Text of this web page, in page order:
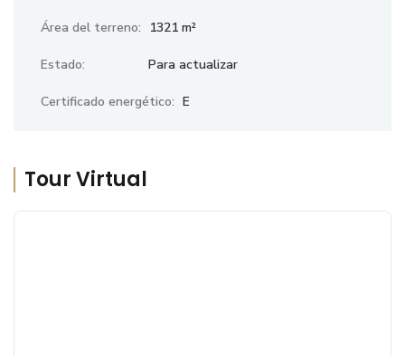
Área del terreno: 1321 m²
Estado: Para actualizar
Certificado energético: E
Tour Virtual